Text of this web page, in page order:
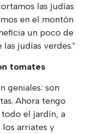
las judías
en el montón
un poco de
judías verdes."
tomates
geniales: son
Ahora tengo
el jardín, a
arriates y